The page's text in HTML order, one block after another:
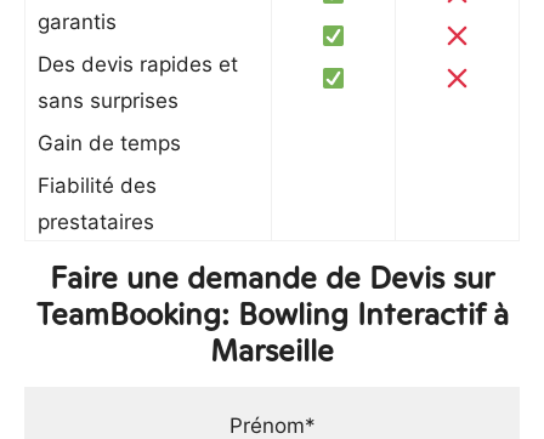
garantis
Des devis rapides et
sans surprises
Gain de temps
Fiabilité des
prestataires
Faire une demande de Devis sur
TeamBooking: Bowling Interactif à
Marseille
Prénom*